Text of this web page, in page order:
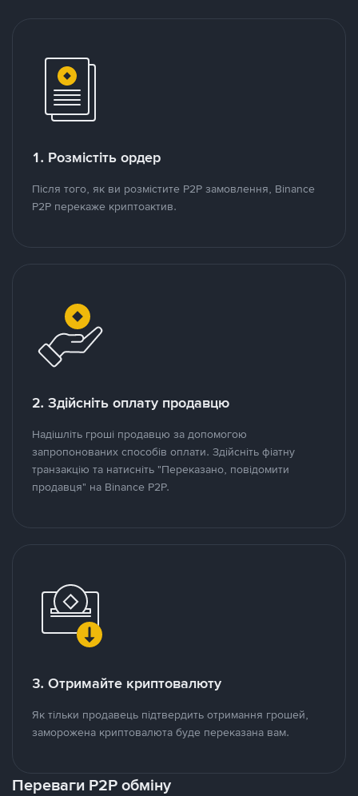
1. Розмістіть ордер
Після того, як ви розмістите P2P замовлення, Binance
P2P перекаже криптоактив.
2. Здійсніть оплату продавцю
Надішліть гроші продавцю за допомогою
запропонованих способів оплати. Здійсніть фіатну
транзакцію та натисніть "Переказано, повідомити
продавця" на Binance P2P.
3. Отримайте криптовалюту
Як тільки продавець підтвердить отримання грошей,
заморожена криптовалюта буде переказана вам.
Переваги P2P обміну